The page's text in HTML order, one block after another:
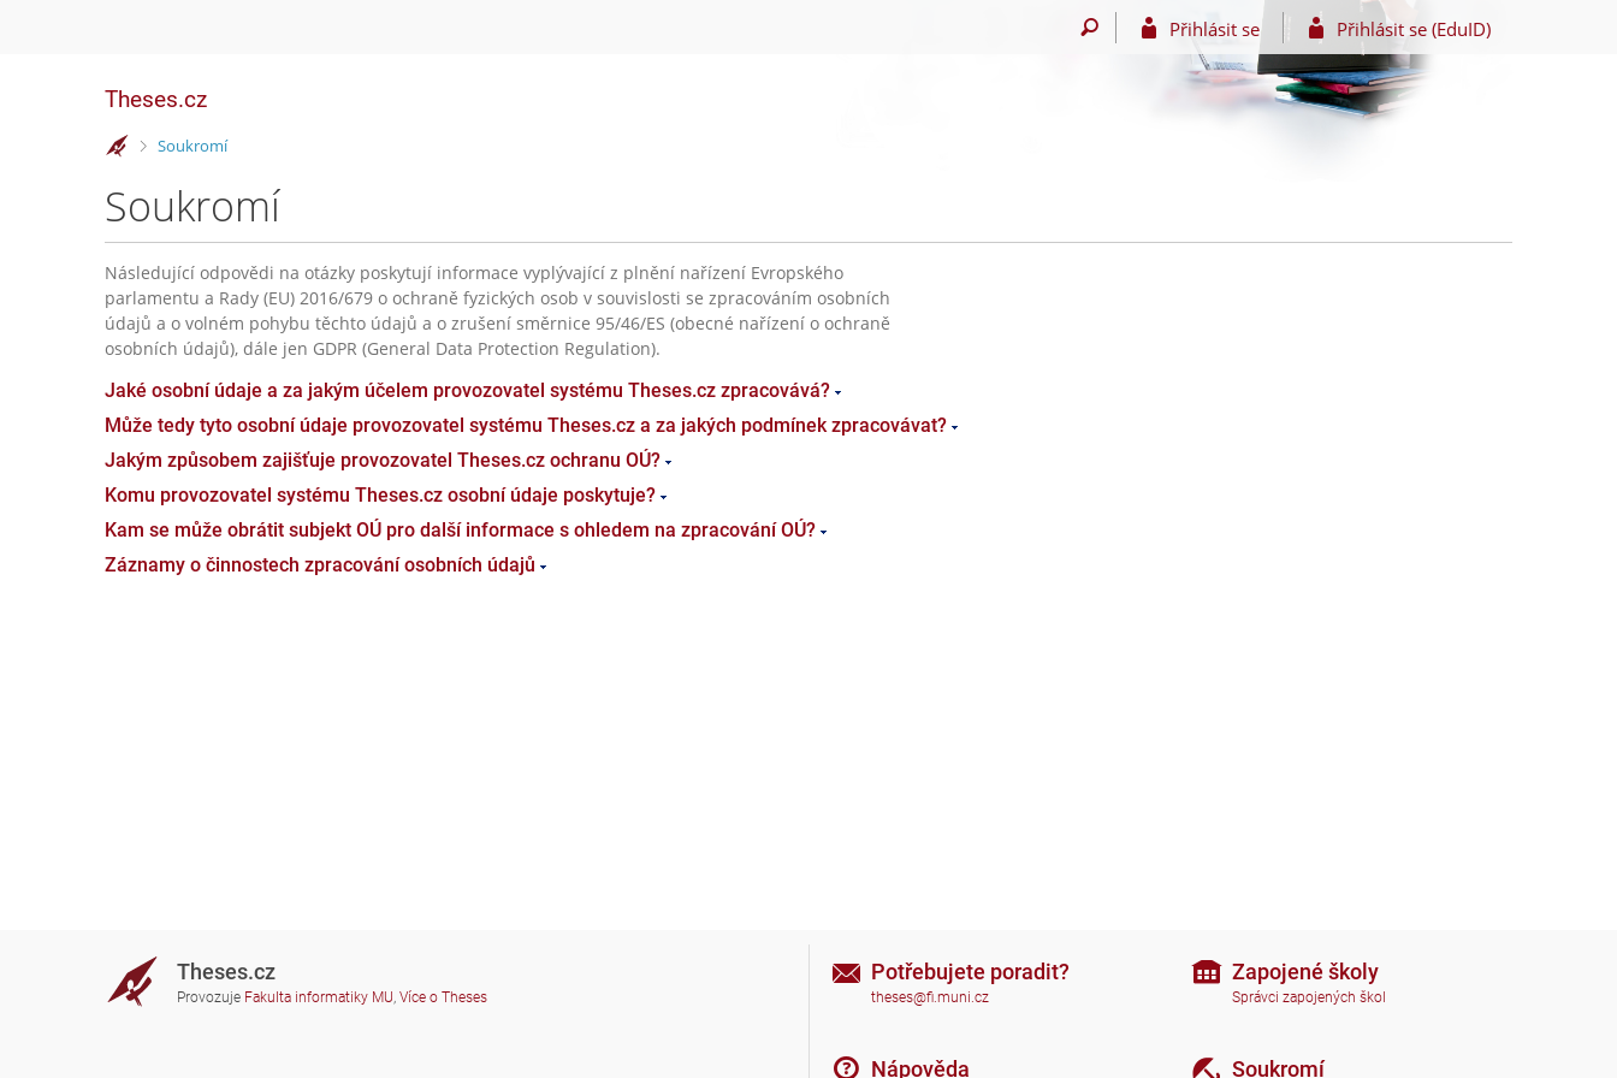
Přihlásit se Přihlásit se (EduID)
Theses.cz
>
Soukromí
Soukromí
Následující odpovědi na otázky poskytují informace vyplývající z plnění nařízení Evropského
parlamentu a Rady (EU) 2016/679 o ochraně fyzických osob v souvislosti se zpracováním osobních
údajů a o volném pohybu těchto údajů a o zrušení směrnice 95/46/ES (obecné nařízení o ochraně
osobních údajů), dále jen GDPR (General Data Protection Regulation).
Jaké osobní údaje a za jakým účelem provozovatel systému Theses.cz zpracovává?
Může tedy tyto osobní údaje provozovatel systému Theses.cz a za jakých podmínek zpracovávat?
Jakým způsobem zajišťuje provozovatel Theses.cz ochranu OÚ?
Komu provozovatel systému Theses.cz osobní údaje poskytuje?
Kam se může obrátit subjekt OÚ pro další informace s ohledem na zpracování OÚ?
Záznamy o činnostech zpracování osobních údajů
Theses.cz
Provozuje Fakulta informatiky MU, Více o Theses
Potřebujete poradit?
theses@fi.muni.cz
Nápověda
Zapojené školy
Správci zapojených škol
Soukromí